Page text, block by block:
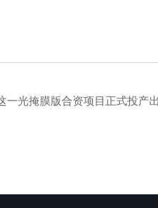
一光掩膜版合资项目正式投产